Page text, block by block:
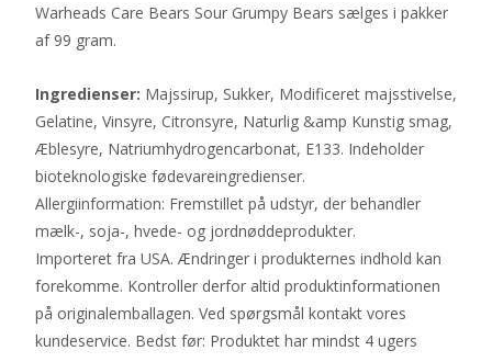
Warheads Care Bears Sour Grumpy Bears sælges i pakker
af 99 gram.
Ingredienser: Majssirup, Sukker, Modificeret majsstivelse,
Gelatine, Vinsyre, Citronsyre, Naturlig &amp Kunstig smag,
Æblesyre, Natriumhydrogencarbonat, E133. Indeholder
bioteknologiske fødevareingredienser.
Allergiinformation: Fremstillet på udstyr, der behandler
mælk-, soja-, hvede- og jordnøddeprodukter.
Importeret fra USA. Ændringer i produkternes indhold kan
forekomme. Kontroller derfor altid produktinformationen
på originalemballagen. Ved spørgsmål kontakt vores
kundeservice. Bedst før: Produktet har mindst 4 ugers